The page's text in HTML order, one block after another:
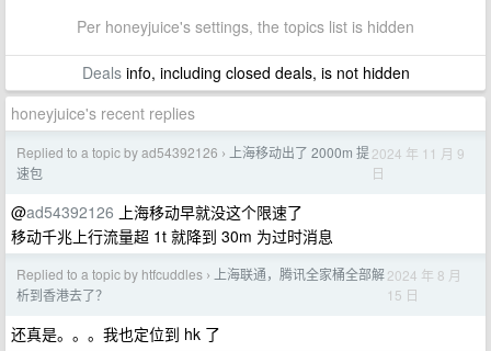
Per honeyjuice's settings, the topics list is hidden
Dealsinfo, including closed deals, is not hidden
honeyjuice's recent replies
Replied to a topic by ad54392126 ›
上海移动出了 2000m 提
速包
2024 年 11 月 9
日
@ad54392126 上海移动早就没这个限速了
移动千兆上行流量超 1t 就降到 30m 为过时消息
Replied to a topic by htfcuddles ›
上海联通，腾讯全家桶全部解
析到香港去了？
2024 年 8 月
15 日
还真是。。。我也定位到 hk 了